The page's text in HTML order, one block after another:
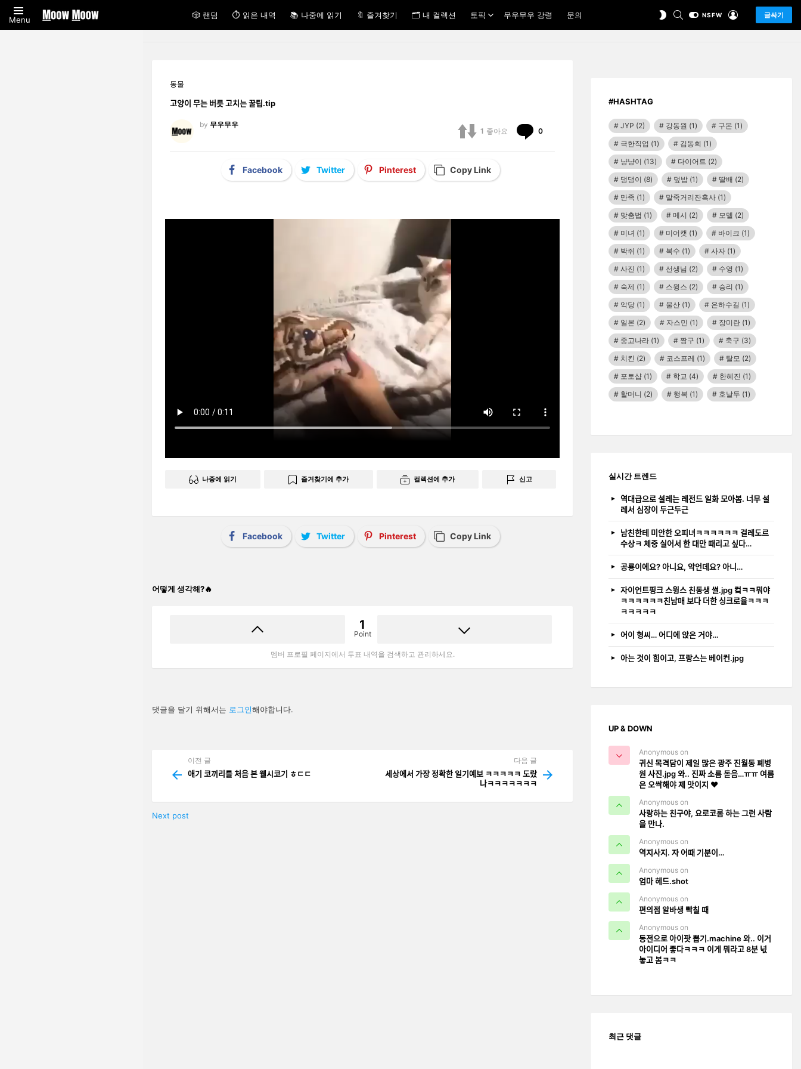
Menu 🎲 랜덤 ⏱ 읽은 내역 📚 나중에 읽기 🔖 즐겨찾기 🗂 내 컬렉션 토픽 무우무우 강령 문의
SWITCHSEARCHNSFW 글싸기
동물
고양이 무는 버릇 고치는 꿀팁.tip
by 무우무우
1 좋아요 0
Facebook Twitter Pinterest Copy Link
나중에 읽기 즐겨찾기에 추가 컬렉션에 추가 신고
Facebook Twitter Pinterest Copy Link
어떻게 생각해?🔥
1
Point
멤버 프로필 페이지에서 투표 내역을 검색하고 관리하세요.
답
글
댓글을 달기 위해서는 로그인해야합니다.
more
이전 글
애기 코끼리를 처음 본 웰시코기 ㅎㄷㄷ
다음 글
세상에서 가장 정확한 일기예보 ㅋㅋㅋㅋㅋ 도랐
나ㅋㅋㅋㅋㅋㅋㅋ
Next post
#HASHTAG
JYP (2) 강동원 (1) 구몬 (1)
극한직업 (1) 김동희 (1)
냥냥이 (13) 다이어트 (2)
댕댕이 (8) 덮밥 (1) 딸배 (2)
만족 (1) 말죽거리잔혹사 (1)
맞춤법 (1) 메시 (2) 모델 (2)
미녀 (1) 미어캣 (1) 바이크 (1)
박쥐 (1) 복수 (1) 사자 (1)
사진 (1) 선생님 (2) 수영 (1)
숙제 (1) 스윙스 (2) 승리 (1)
악당 (1) 울산 (1) 은하수길 (1)
일본 (2) 자스민 (1) 장미란 (1)
중고나라 (1) 짱구 (1) 축구 (3)
치킨 (2) 코스프레 (1) 탈모 (2)
포토샵 (1) 학교 (4) 한혜진 (1)
할머니 (2) 행복 (1) 호날두 (1)
실시간 트렌드
역대급으로 설레는 레전드 일화 모아봄. 너무 설
레서 심장이 두근두근
남친한테 미안한 오피녀ㅋㅋㅋㅋㅋㅋ 걸레도르
수상ㅋ 체중 실어서 한 대만 때리고 싶다…
공룡이에요? 아니요, 악언데요? 아니…
자이언트핑크 스윙스 친동생 썰.jpg 컼ㅋㅋ뭐야
ㅋㅋㅋㅋㅋㅋ친남매 보다 더한 싱크로율ㅋㅋㅋ
ㅋㅋㅋㅋㅋ
어이 형씨… 어디에 앉은 거야…
아는 것이 힘이고, 프랑스는 베이컨.jpg
UP & DOWN
Anonymous on
귀신 목격담이 제일 많은 광주 진월동 폐병
원 사진.jpg 와.. 진짜 소름 돋음…ㅠㅠ 여름
은 오싹해야 제 맛이지 ❤️
Anonymous on
사랑하는 친구야, 요로코롬 하는 그런 사람
을 만나.
Anonymous on
역지사지. 자 어때 기분이…
Anonymous on
엄마 헤드.shot
Anonymous on
편의점 알바생 빡칠 때
Anonymous on
동전으로 아이팟 뽑기.machine 와.. 이거
아이디어 좋다ㅋㅋㅋ 이게 뭐라고 8분 넋
놓고 봄ㅋㅋ
최근 댓글